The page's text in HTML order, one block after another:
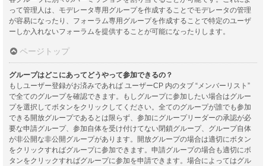
って管理人は、モデレータ専用グループを作成することでモデレータの管理
が容易になったり、フォーラム専用グループを作成することで特定のユーザ
ーしか入れないフォーラムを提供することが可能になったりします。
ページトップ
グループはどこにあってどうやって参加できるの？
もしユーザー登録がお済みであれば ユーザーCP 内のタブ “メンバーリスト”
で全てのグループを確認できます。もしグループに参加したい場合はグルー
プを選択してボタンをクリックしてください。全てのグループが誰でも参加
できる開放グループであるとは限らず、参加にグループリーダーの承認が必
要な申請グループ、参加自体を受け付けてない閉鎖グループ、グループ自体
が非公開な非公開グループがあります。開放グループの場合は適切にボタン
をクリックすればグループに参加できます。申請グループの場合も適切にボ
タンをクリックすればグループに参加を申請できます。場合によってはグル